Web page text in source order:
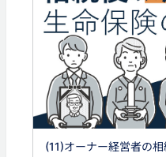
(11)オーナー経営者の